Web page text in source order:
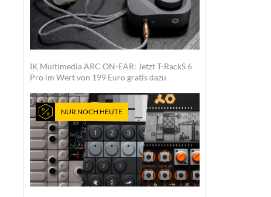
IK Multimedia ARC ON-EAR: Jetzt T-RackS 6
Pro im Wert von 199 Euro gratis dazu
NUR NOCH HEUTE